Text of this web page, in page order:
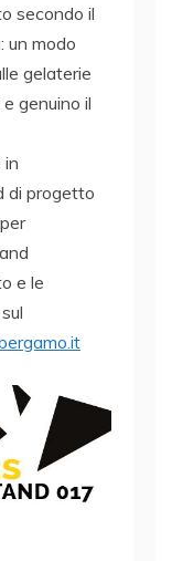
secondo il
un modo
gelaterie
genuino il
in
di progetto
e le